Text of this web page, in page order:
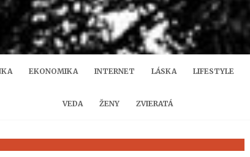
EKONOMIKA INTERNET LÁSKA LIFESTYLE
VEDA ŽENY ZVIERATÁ